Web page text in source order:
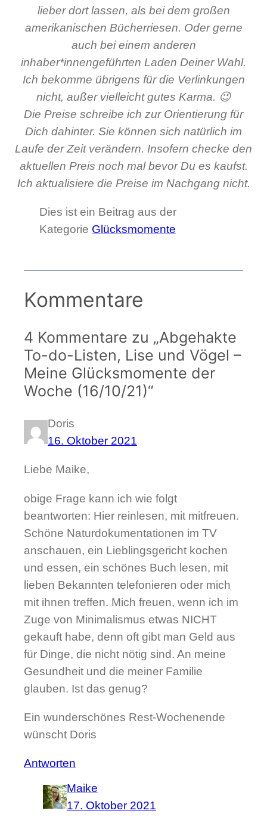
lieber dort lassen, als bei dem großen
amerikanischen Bücherriesen. Oder gerne
auch bei einem anderen
inhaber*innengeführten Laden Deiner Wahl.
Ich bekomme übrigens für die Verlinkungen
nicht, außer vielleicht gutes Karma. 😉
Die Preise schreibe ich zur Orientierung für
Dich dahinter. Sie können sich natürlich im
Laufe der Zeit verändern. Insofern checke den
aktuellen Preis noch mal bevor Du es kaufst.
Ich aktualisiere die Preise im Nachgang nicht.
Dies ist ein Beitrag aus der
Kategorie Glücksmomente
Kommentare
4 Kommentare zu „Abgehakte
To-do-Listen, Lise und Vögel –
Meine Glücksmomente der
Woche (16/10/21)“
Doris
16. Oktober 2021
Liebe Maike,
obige Frage kann ich wie folgt
beantworten: Hier reinlesen, mit mitfreuen.
Schöne Naturdokumentationen im TV
anschauen, ein Lieblingsgericht kochen
und essen, ein schönes Buch lesen, mit
lieben Bekannten telefonieren oder mich
mit ihnen treffen. Mich freuen, wenn ich im
Zuge von Minimalismus etwas NICHT
gekauft habe, denn oft gibt man Geld aus
für Dinge, die nicht nötig sind. An meine
Gesundheit und die meiner Familie
glauben. Ist das genug?
Ein wunderschönes Rest-Wochenende
wünscht Doris
Antworten
Maike
17. Oktober 2021